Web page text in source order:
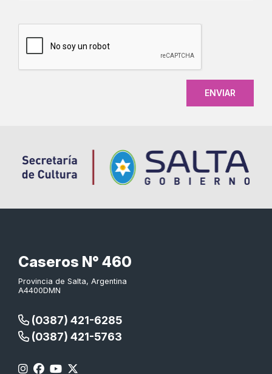
Caseros N° 460
Provincia de Salta, Argentina
A4400DMN
(0387) 421-6285
(0387) 421-5763